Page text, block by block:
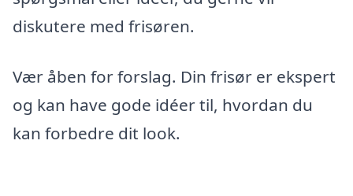
diskutere med frisøren.
Vær åben for forslag. Din frisør er ekspert
og kan have gode idéer til, hvordan du
kan forbedre dit look.